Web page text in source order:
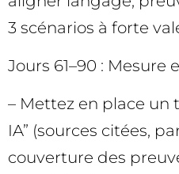
3 scénarios à forte
Jours 61–90 :
– Mettez en place un
IA” (sources citées,
couverture des